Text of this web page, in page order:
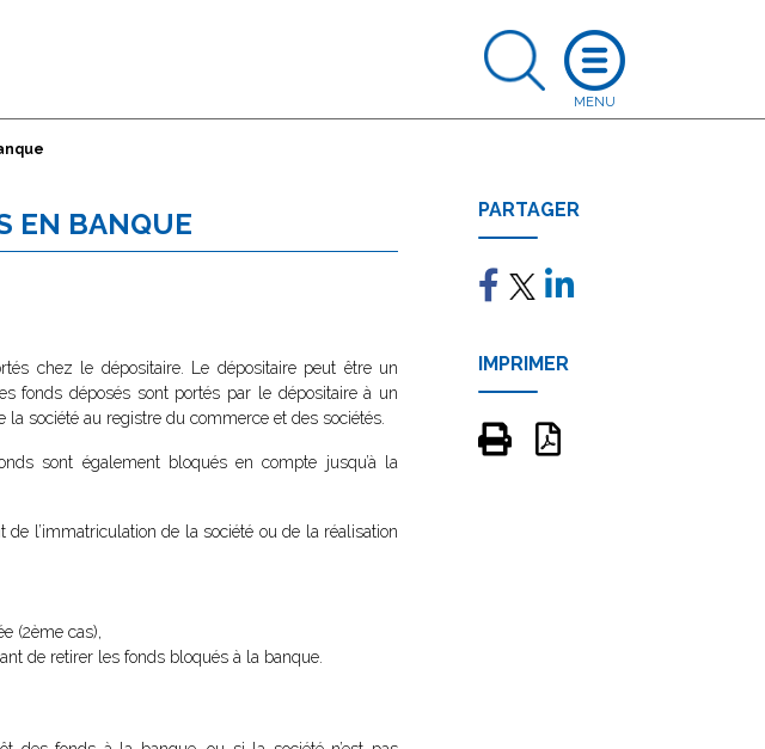
EN BANQUE
chez le dépositaire. Le dépositaire peut être un
fonds déposés sont portés par le dépositaire à un
société au registre du commerce et des sociétés.
sont également bloqués en compte jusqu’à la
de l’immatriculation de la société ou de la réalisation
(2ème cas),
de retirer les fonds bloqués à la banque.
PARTAGER
IMPRIMER